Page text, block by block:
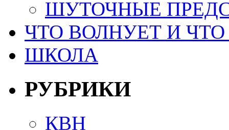
ШУТОЧНЫЕ
ЧТО ВОЛНУЕТ И ЧТО
ШКОЛА
РУБРИКИ
КВН